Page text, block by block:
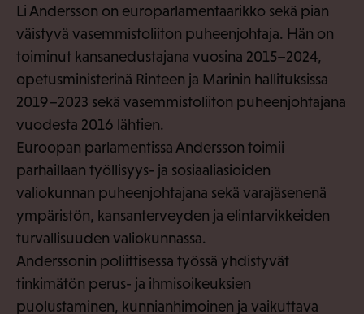
Li Andersson on europarlamentaarikko sekä pian
väistyvä vasemmistoliiton puheenjohtaja. Hän on
toiminut kansanedustajana vuosina 2015–2024,
opetusministerinä Rinteen ja Marinin hallituksissa
2019–2023 sekä vasemmistoliiton puheenjohtajana
vuodesta 2016 lähtien.
Euroopan parlamentissa Andersson toimii
parhaillaan työllisyys- ja sosiaaliasioiden
valiokunnan puheenjohtajana sekä varajäsenenä
ympäristön, kansanterveyden ja elintarvikkeiden
turvallisuuden valiokunnassa.
Anderssonin poliittisessa työssä yhdistyvät
tinkimätön perus- ja ihmisoikeuksien
puolustaminen, kunnianhimoinen ja vaikuttava